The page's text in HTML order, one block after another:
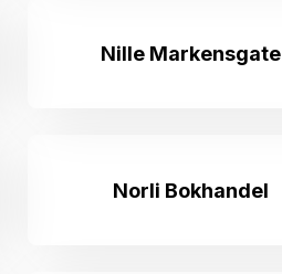
Nille Markensgate
Norli Bokhandel